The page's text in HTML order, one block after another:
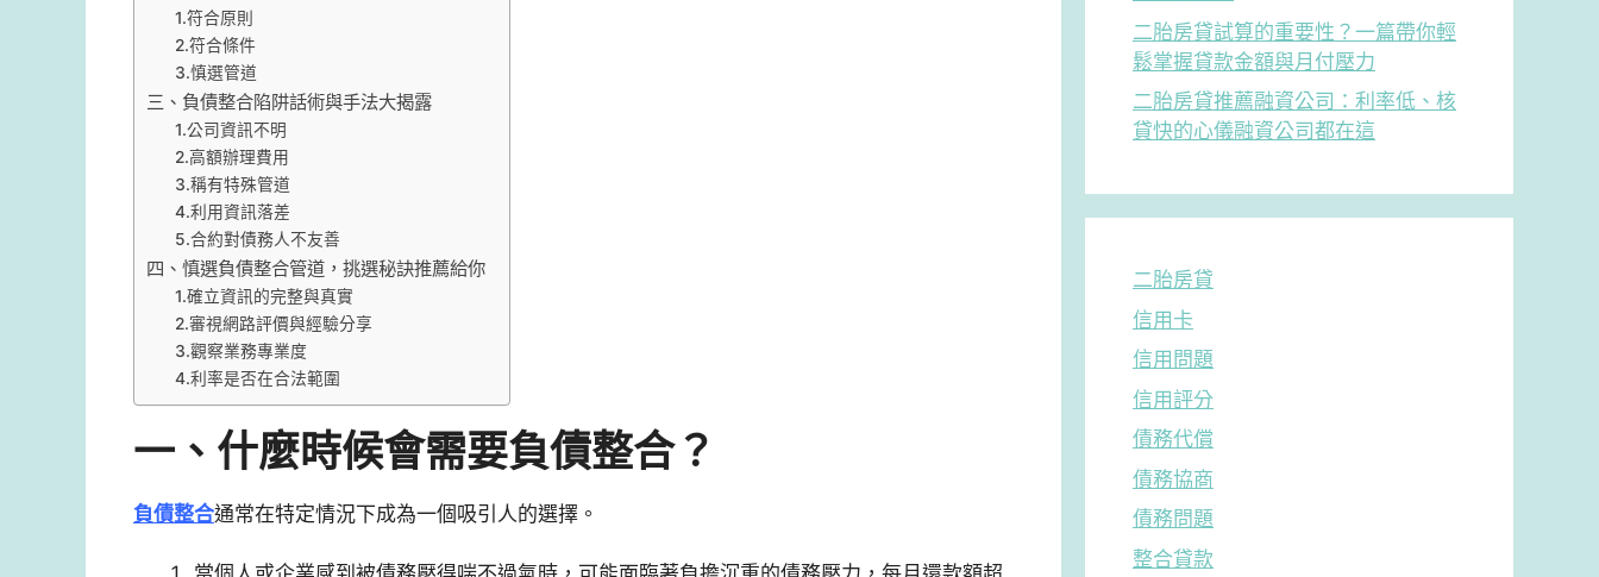
1.符合原則
2.符合條件
3.慎選管道
三、負債整合陷阱話術與手法大揭露
1.公司資訊不明
2.高額辦理費用
3.稱有特殊管道
4.利用資訊落差
5.合約對債務人不友善
四、慎選負債整合管道，挑選秘訣推薦給你
1.確立資訊的完整與真實
2.審視網路評價與經驗分享
3.觀察業務專業度
4.利率是否在合法範圍
一、什麼時候會需要負債整合？
負債整合通常在特定情況下成為一個吸引人的選擇。
二胎房貸試算的重要性？一篇帶你輕
鬆掌握貸款金額與月付壓力
二胎房貸推薦融資公司：利率低、核
貸快的心儀融資公司都在這
二胎房貸
信用卡
信用問題
信用評分
債務代償
債務協商
債務問題
整合貸款